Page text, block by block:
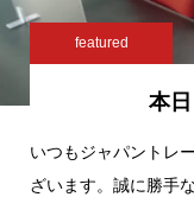
featured
本
いつもジャパントレ
ざいます。誠に勝手